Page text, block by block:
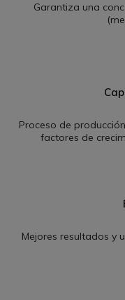
Garantiza una
Proceso de
factores de
Mejores resultados y